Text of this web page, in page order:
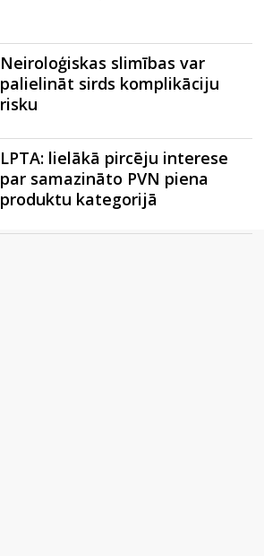
Neiroloģiskas slimības var
palielināt sirds komplikāciju
risku
LPTA: lielākā pircēju interese
par samazināto PVN piena
produktu kategorijā